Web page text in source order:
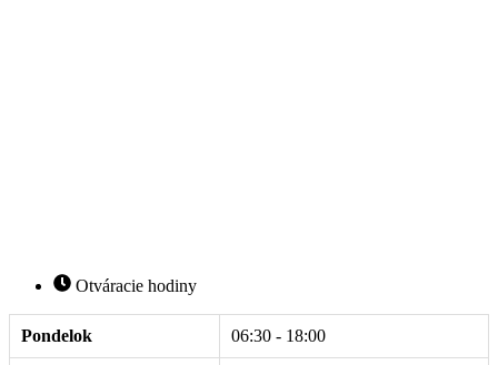
Otváracie hodiny
Pondelok 06:30 - 18:00